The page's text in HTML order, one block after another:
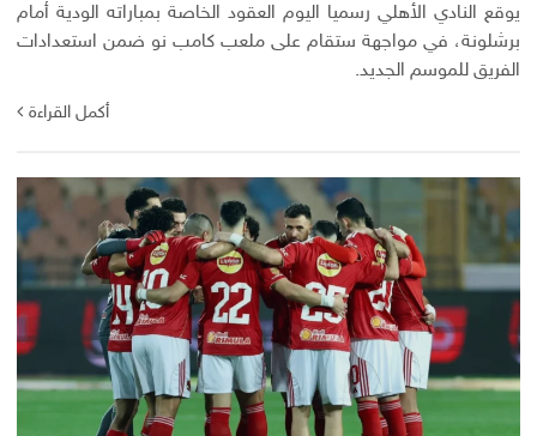
يوقع النادي الأهلي رسميا اليوم العقود الخاصة بمباراته الودية أمام
برشلونة، في مواجهة ستقام على ملعب كامب نو ضمن استعدادات
الفريق للموسم الجديد.
أكمل القراءة